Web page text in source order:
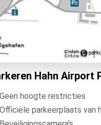
Hahn Airport
Geen hoogte restricties
Officiële parkeerplaats van